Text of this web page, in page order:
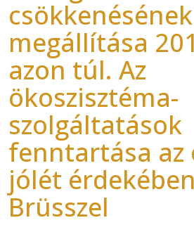
csökkenésének
megállítása
azon túl. Az
ökoszisztéma-
szolgáltatások
fenntartása az
jólét
Brüsszel